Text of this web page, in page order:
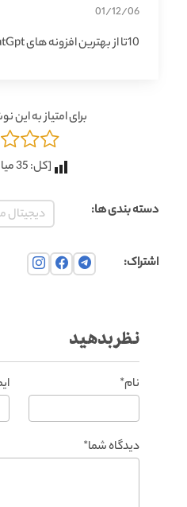
01/12/06
10تا از بهترین افزونه های ChatGpt که به آن نیاز دارید
برای امتیاز به این
[کل:35
دسته بندی ها: دیجیتال
اشتراک:
نظر بدهید
نام*
دیدگاه شما*